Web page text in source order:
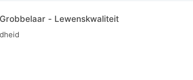
- Lewenskwaliteit